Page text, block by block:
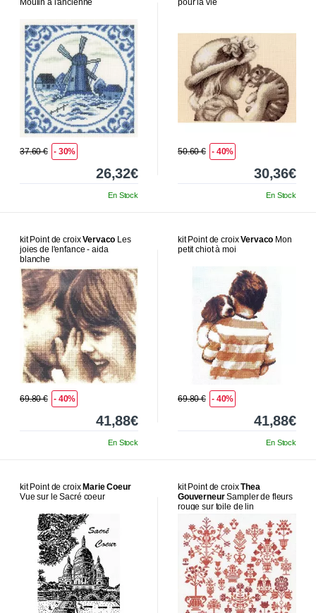
Moulin à l'ancienne
37.60 € - 30%
26,32€
En Stock
pour la vie
50.60 € - 40%
30,36€
En Stock
kit Point de croixVervaco Les
joies de l'enfance - aida
blanche
69.80 € - 40%
41,88€
En Stock
kit Point de croixVervaco Mon
petit chiot à moi
69.80 € - 40%
41,88€
En Stock
kit Point de croix Marie Coeur
Vue sur le Sacré coeur
kit Point de croixThea
GouverneurSampler de fleurs
rouge sur toile de lin